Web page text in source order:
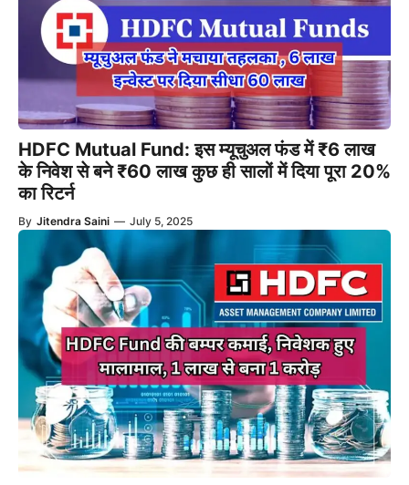
HDFC Mutual Fund: इस म्यूचुअल फंड में ₹6 लाख
के निवेश से बने ₹60 लाख कुछ ही सालों में दिया पूरा 20%
का रिटर्न
By Jitendra Saini — July 5, 2025